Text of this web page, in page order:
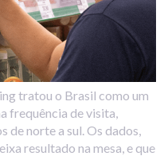
tratou o Brasil como um
frequência de visita,
de norte a sul. Os dados,
resultado na mesa, e que